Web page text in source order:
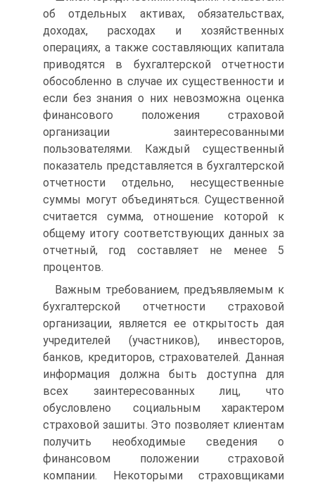
об отдельных активах, обязательствах,
доходах, расходах и хозяйственных
операциях, а также составляющих капитала
приводятся в бухгалтерской отчетности
обособленно в случае их существенности и
если без знания о них невозможна оценка
финансового положения страховой
организации заинтересованными
пользователями. Каждый существенный
показатель представляется в бухгалтерской
отчетности отдельно, несущественные
суммы могут объединяться. Существенной
считается сумма, отношение которой к
общему итогу соответствующих данных за
отчетный, год составляет не менее 5
процентов.
Важным требованием, предъявляемым к
бухгалтерской отчетности страховой
организации, является ее открытость дая
учредителей (участников), инвесторов,
банков, кредиторов, страхователей. Данная
информация должна быть доступна для
всех заинтересованных лиц, что
обусловлено социальным характером
страховой зашиты. Это позволяет клиентам
получить необходимые сведения о
финансовом положении страховой
компании. Некоторыми страховщиками